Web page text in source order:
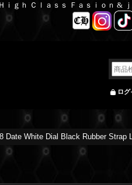
ｇｈ Ｃｌａｓｓ Ｆａｓｉｏｎ &
ログ
Date White Dial Black Rubber Strap